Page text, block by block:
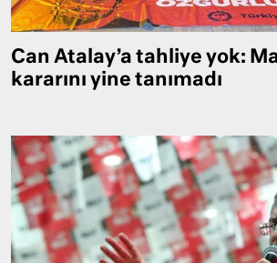
Can Atalay’a tahliye yok:
kararını yine tanımadı